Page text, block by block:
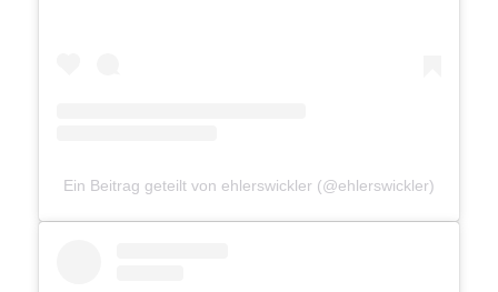
Ein Beitrag geteilt von ehlerswickler (@ehlerswickler)